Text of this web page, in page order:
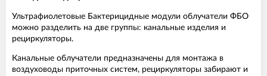
Ультрафиолетовые Бактерицидные модули облучатели ФБО
можно разделить на две группы: канальные изделия и
рециркуляторы.
Канальные облучатели предназначены для монтажа в
воздуховоды приточных систем, рециркуляторы забирают и